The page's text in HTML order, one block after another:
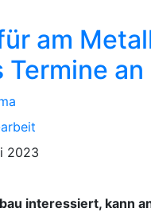
am
an
2023
interessiert, kann